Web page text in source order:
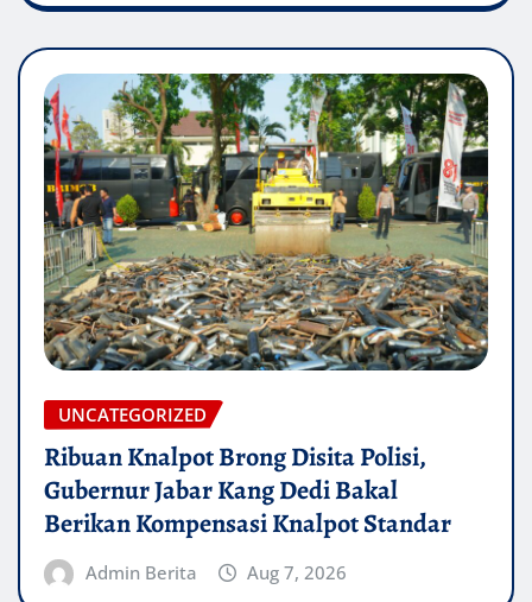
UNCATEGORIZED
Ribuan Knalpot Brong Disita Polisi,
Gubernur Jabar Kang Dedi Bakal
Berikan Kompensasi Knalpot Standar
Admin Berita Aug 7, 2026